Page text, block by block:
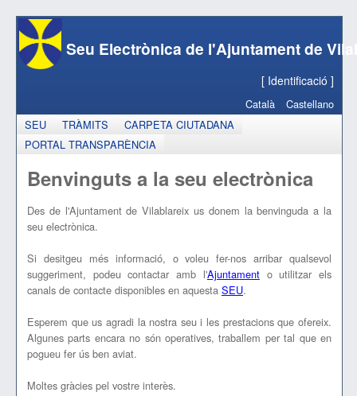
Seu Electrònica de l'Ajuntament de
[ Identificació ]
Català
Castellano
SEU
TRÀMITS
CARPETA CIUTADANA
PORTAL TRANSPARÈNCIA
Benvinguts a la seu electrònica
Des de l'Ajuntament de Vilablareix us donem la benvinguda a la
seu electrònica.
Si desitgeu més informació, o voleu fer-nos arribar qualsevol
suggeriment, podeu contactar amb l'Ajuntamento utilitzar els
canals de contacte disponibles en aquesta SEU.
Esperem que us agradi la nostra seu i les prestacions que ofereix.
Algunes parts encara no són operatives, traballem per tal que en
pogueu fer ús ben aviat.
Moltes gràcies pel vostre interès.